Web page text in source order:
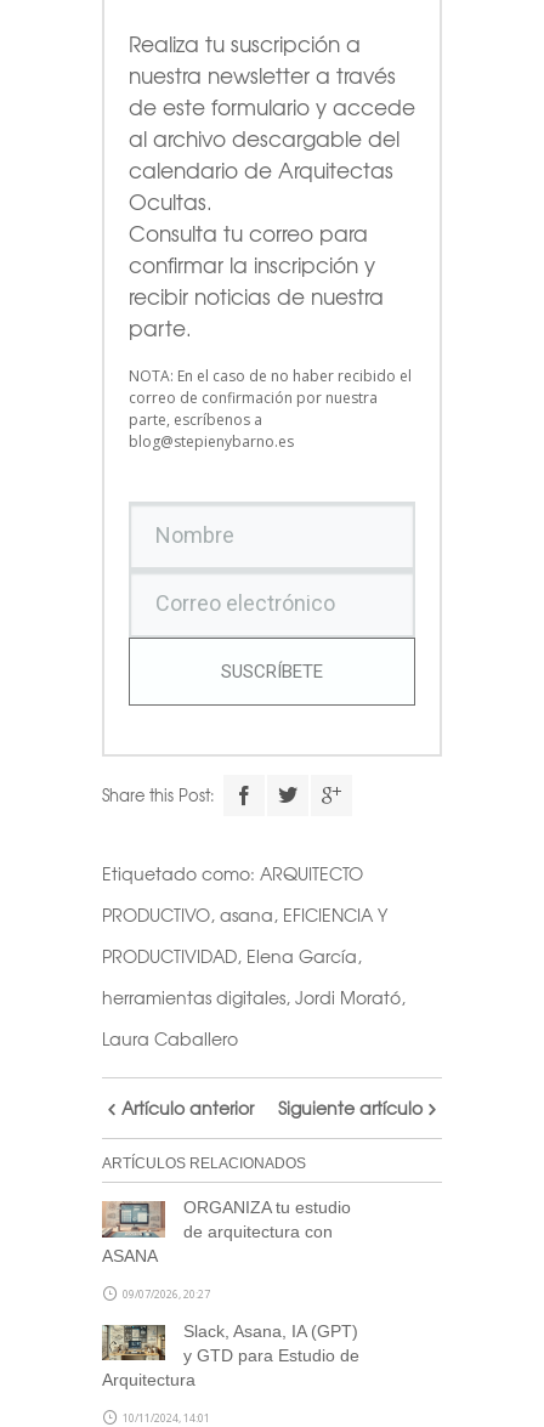
Realiza tu suscripción a
nuestra newsletter a través
de este formulario y accede
al archivo descargable del
calendario de Arquitectas
Ocultas.
Consulta tu correo para
confirmar la inscripción y
recibir noticias de nuestra
parte.
NOTA: En el caso de no haber recibido el
correo de confirmación por nuestra
parte, escríbenos a
blog@stepienybarno.es
SUSCRÍBETE
Share this Post:
Etiquetado como: ARQUITECTO
PRODUCTIVO, asana, EFICIENCIA Y
PRODUCTIVIDAD, Elena García,
herramientas digitales, Jordi Morató,
Laura Caballero
Artículo anterior Siguiente artículo
ARTÍCULOS RELACIONADOS
ORGANIZA tu estudio
de arquitectura con
ASANA
09/07/2026, 20:27
Slack, Asana, IA (GPT)
y GTD para Estudio de
Arquitectura
10/11/2024, 14:01